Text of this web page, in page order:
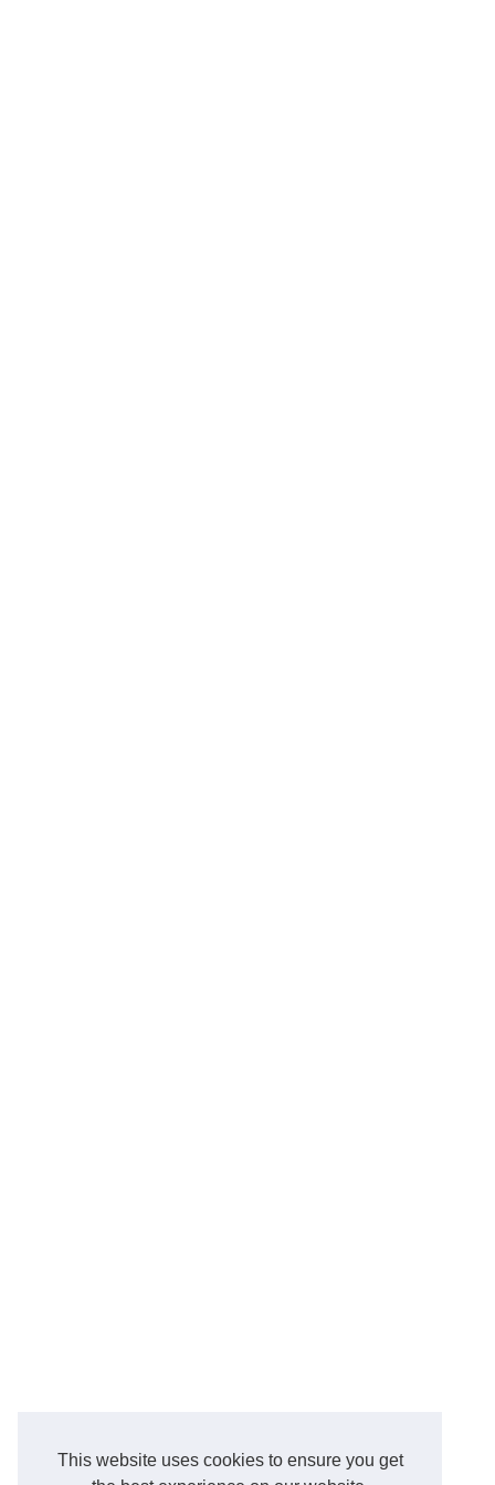
This website uses cookies to ensure you get